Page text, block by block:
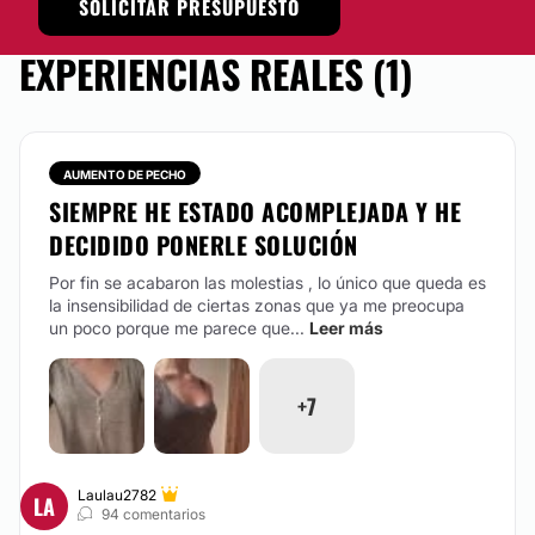
MASTOPEXIA
Entre las diferentes técnicas para el rejuvenecimiento
mamario valoramos la colocación de implantes
realizar más cicatrices.
CONTACTAR
CORRECCIÓN CICATRICES
Disponemos de láseres adecuados para tratar
cicatrices hipertróficas, queloides, cicatrices
enrojecidas, cicatrices de acné...Si no es posible el
tratamiento con láser, recurrimos a la cirugía.
SOLICITAR PRESUPUESTO
EXPERIENCIAS REALES (1)
AUMENTO DE PECHO
SIEMPRE HE ESTADO ACOMPLEJADA Y HE
DECIDIDO PONERLE SOLUCIÓN
Por fin se acabaron las molestias , lo único que queda es
la insensibilidad de ciertas zonas que ya me preocupa
un poco porque me parece que... Leer más
+7
LA
Laulau2782
94 comentarios